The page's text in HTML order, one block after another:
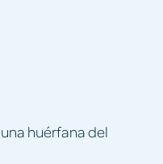
huérfana del